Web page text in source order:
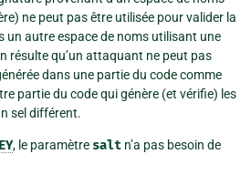
ne peut pas être utilisée pour valider la
un autre espace de noms utilisant une
résulte qu’un attaquant ne peut pas
dans une partie du code comme
partie du code qui génère (et vérifie) les
sel différent.
, le paramètre salt n’a pas besoin de